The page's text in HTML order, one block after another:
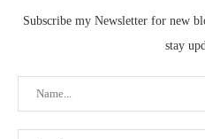
Subscribe my Newsletter for new
stay